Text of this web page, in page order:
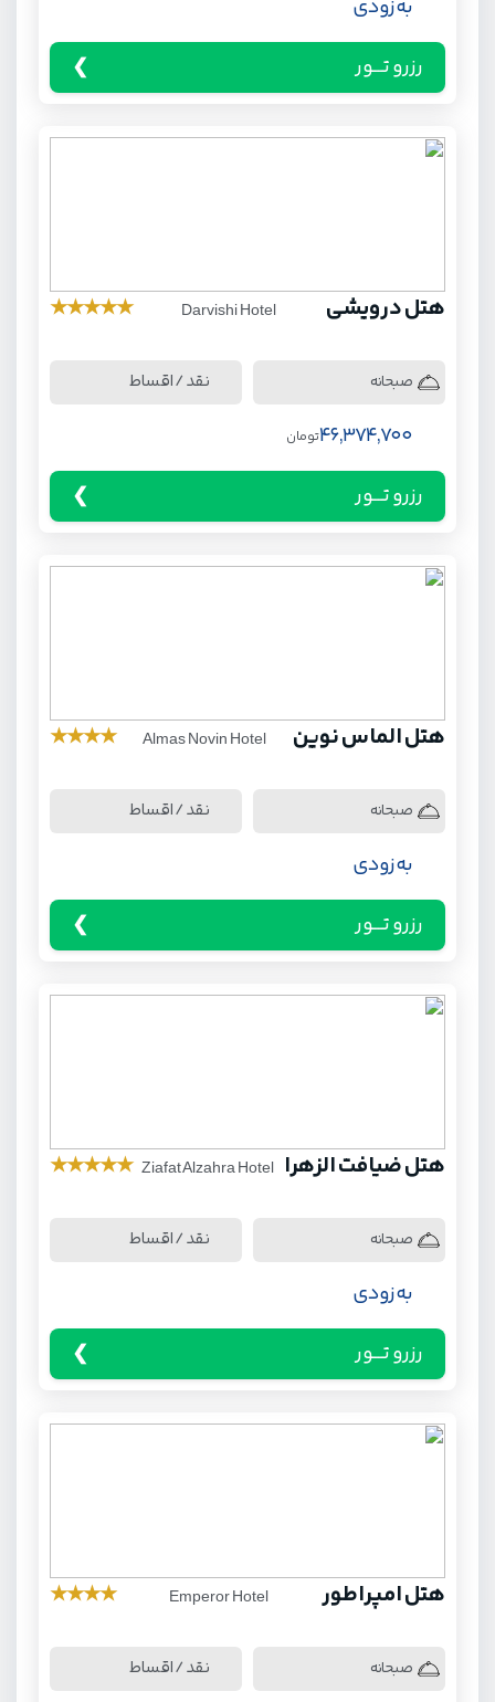
به زودی
رزرو تـــور
هتل درویشی Darvishi Hotel
★
★
★
★
★
صبحانه نقد / اقساط
46,374,700تومان
رزرو تـــور
هتل الماس نوین Almas Novin Hotel
★
★
★
★
صبحانه نقد / اقساط
به زودی
رزرو تـــور
هتل ضیافت الزهرا Ziafat Alzahra Hotel
★
★
★
★
★
صبحانه نقد / اقساط
به زودی
رزرو تـــور
هتل امپراطور Emperor Hotel
★
★
★
★
صبحانه نقد / اقساط